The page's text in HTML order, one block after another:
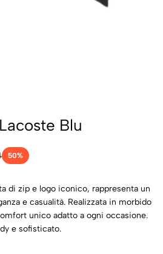
Blu
50%
di zip e logo iconico, rappresenta un
e casualità. Realizzata in morbido
unico adatto a ogni occasione.
e sofisticato.